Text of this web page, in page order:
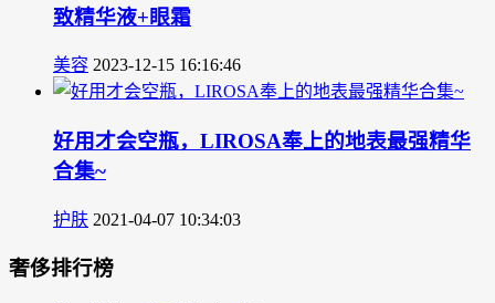
致精华液+眼霜
美容 2023-12-15 16:16:46
好用才会空瓶，LIROSA奉上的地表最强精华
合集~
护肤 2021-04-07 10:34:03
奢侈排行榜